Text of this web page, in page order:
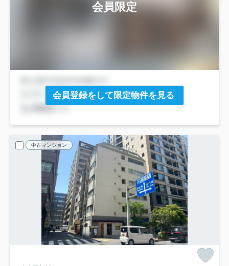
会員限定
会員登録をして限定物件を見る
中古マンション